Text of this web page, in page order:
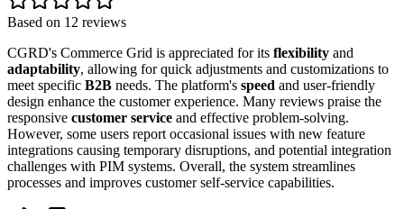
Based on 12 reviews
CGRD's Commerce Grid is appreciated for its flexibility and
adaptability, allowing for quick adjustments and customizations to
meet specific B2B needs. The platform's speed and user-friendly
design enhance the customer experience. Many reviews praise the
responsive customer service and effective problem-solving.
However, some users report occasional issues with new feature
integrations causing temporary disruptions, and potential integration
challenges with PIM systems. Overall, the system streamlines
processes and improves customer self-service capabilities.